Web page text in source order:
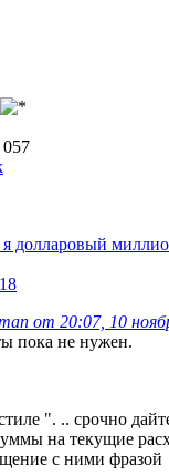
долларовый
от 20:07, 10
пока не нужен.
". .. срочно
на текущие
с ними